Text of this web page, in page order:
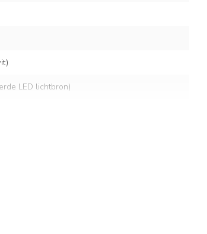
LED lichtbron)
2 watt